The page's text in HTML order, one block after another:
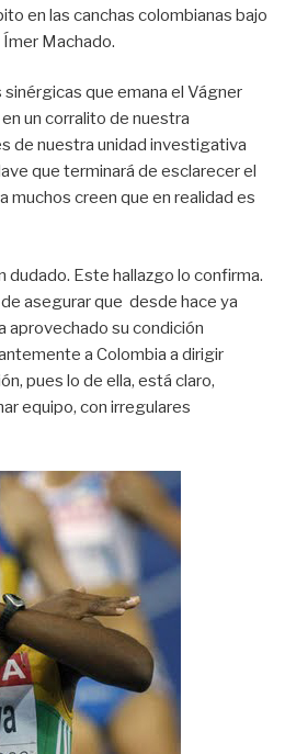
en las canchas colombianas bajo
Machado.
que emana el Vágner
un corralito de nuestra
de nuestra unidad investigativa
que terminará de esclarecer el
muchos creen que en realidad es
dudado. Este hallazgo lo confirma.
asegurar que desde hace ya
aprovechado su condición
a Colombia a dirigir
pues lo de ella, está claro,
equipo, con irregulares